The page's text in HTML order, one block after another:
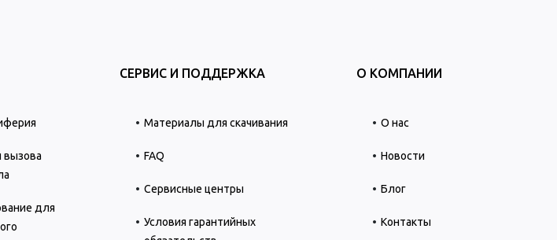
для
СЕРВИС И ПОДДЕРЖКА
Материалы для скачивания
FAQ
Сервисные центры
Условия гарантийных
О КОМПАНИИ
О нас
Новости
Блог
Контакты